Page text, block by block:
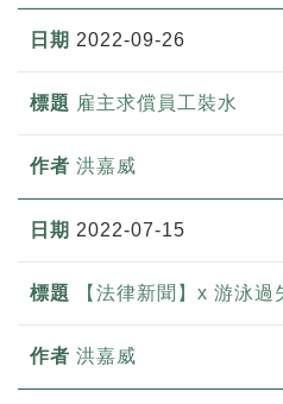
2022-09-26
雇主求償員工裝水
洪嘉威
2022-07-15
【法律新聞】x 游泳過
洪嘉威